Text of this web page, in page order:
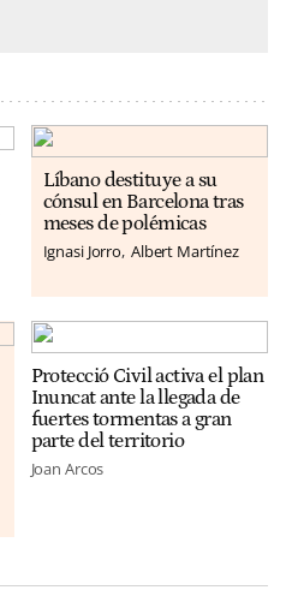
Líbano destituye a su
cónsul en Barcelona tras
meses de polémicas
Ignasi Jorro Albert Martínez
Protecció Civil activa el plan
Inuncat ante la llegada de
fuertes tormentas a gran
parte del territorio
Joan Arcos